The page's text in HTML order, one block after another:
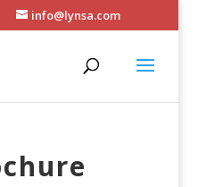
info@lynsa.com